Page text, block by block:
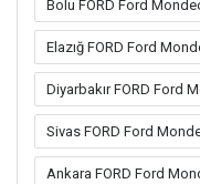
Bolu FORD Ford
Elazığ FORD Ford
Diyarbakır FORD Ford
Sivas FORD Ford
Ankara FORD Ford